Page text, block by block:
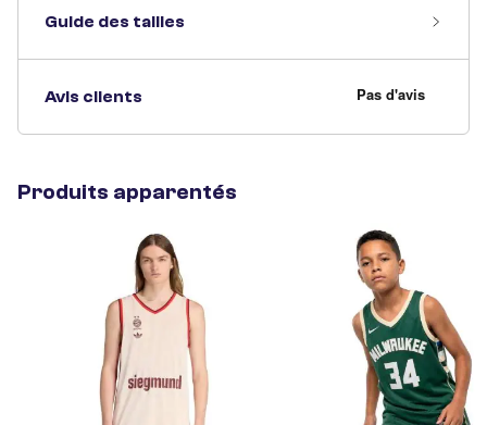
Guide des tailles
Avis clients
Produits apparentés